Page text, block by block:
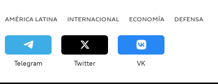
AMÉRICA LATINA INTERNACIONAL ECONOMÍA DEFENSA
Telegram Twitter VK